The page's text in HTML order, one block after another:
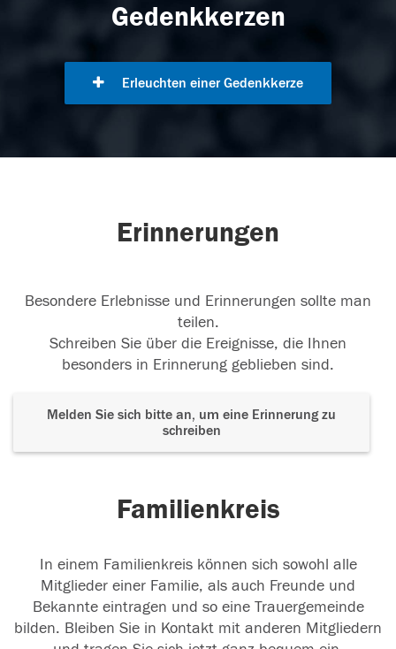
Gedenkkerzen
Erleuchten einer Gedenkkerze
Erinnerungen
Besondere Erlebnisse und Erinnerungen sollte man
teilen.
Schreiben Sie über die Ereignisse, die Ihnen
besonders in Erinnerung geblieben sind.
Melden Sie sich bitte an, um eine Erinnerung zu
schreiben
Familienkreis
In einem Familienkreis können sich sowohl alle
Mitglieder einer Familie, als auch Freunde und
Bekannte eintragen und so eine Trauergemeinde
bilden. Bleiben Sie in Kontakt mit anderen Mitgliedern